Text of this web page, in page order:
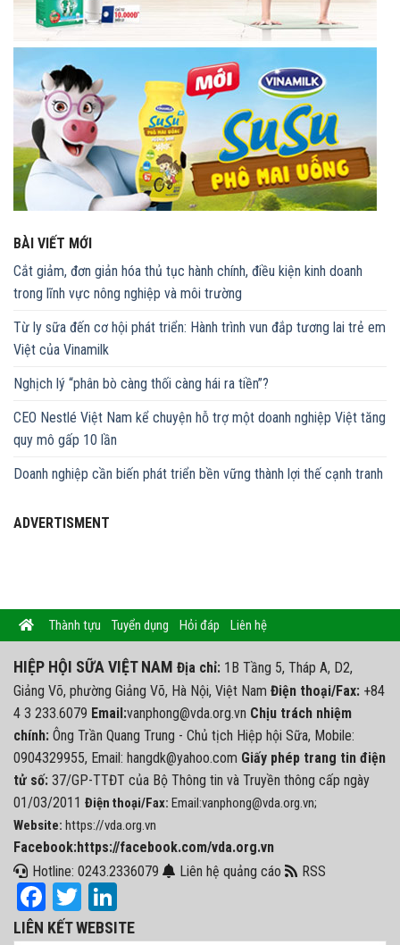
BÀI VIẾT MỚI
Cắt giảm, đơn giản hóa thủ tục hành chính, điều kiện kinh doanh
trong lĩnh vực nông nghiệp và môi trường
Từ ly sữa đến cơ hội phát triển: Hành trình vun đắp tương lai trẻ em
Việt của Vinamilk
Nghịch lý “phân bò càng thối càng hái ra tiền”?
CEO Nestlé Việt Nam kể chuyện hỗ trợ một doanh nghiệp Việt tăng
quy mô gấp 10 lần
Doanh nghiệp cần biến phát triển bền vững thành lợi thế cạnh tranh
ADVERTISMENT
Thành tựu Tuyển dụng Hỏi đáp Liên hệ
HIỆP HỘI SỮA VIỆT NAM Địa chỉ: 1B Tầng 5, Tháp A, D2,
Giảng Võ, phường Giảng Võ, Hà Nội, Việt Nam Điện thoại/Fax: +84
4 3 233.6079 Email:vanphong@vda.org.vn Chịu trách nhiệm
chính: Ông Trần Quang Trung - Chủ tịch Hiệp hội Sữa, Mobile:
0904329955, Email: hangdk@yahoo.com Giấy phép trang tin điện
tử số: 37/GP-TTĐT của Bộ Thông tin và Truyền thông cấp ngày
01/03/2011 Điện thoại/Fax: Email:vanphong@vda.org.vn;
Website: https://vda.org.vn
Facebook:https://facebook.com/vda.org.vn
Hotline: 0243.2336079
Liên hệ quảng cáo RSS
Facebook
Twitter
LIÊN KẾT WEBSITE